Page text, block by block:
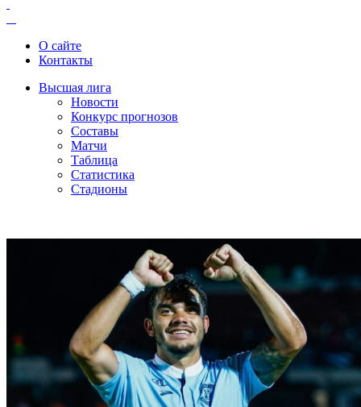
О сайте
Контакты
Высшая лига
Новости
Конкурс прогнозов
Составы
Матчи
Таблица
Статистика
Стадионы